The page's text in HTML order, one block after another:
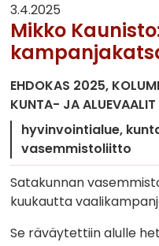
3.4.2025
Mikko
EHDOKAS 2025
KUNTA- JA
hyvinvointialue
vasemmistoliitto
Satakunnan
kuukautta
Se räväytettiin alulle